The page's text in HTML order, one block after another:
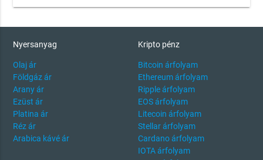
Nyersanyag
Olaj ár
Földgáz ár
Arany ár
Ezüst ár
Platina ár
Réz ár
Arabica kávé ár
Kripto pénz
Bitcoin árfolyam
Ethereum árfolyam
Ripple árfolyam
EOS árfolyam
Litecoin árfolyam
Stellar árfolyam
Cardano árfolyam
IOTA árfolyam